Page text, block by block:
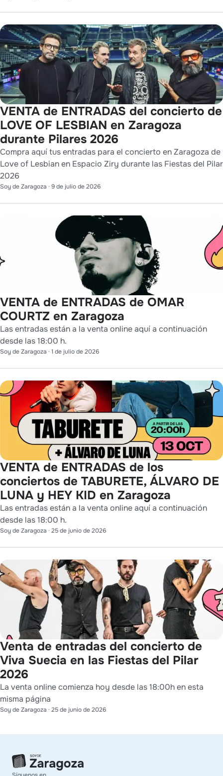
VENTA de ENTRADAS del concierto de
LOVE OF LESBIAN en Zaragoza
durante Pilares 2026
Compra aquí tus entradas para el concierto en Zaragoza de
Love of Lesbian en Espacio Ziry durante las Fiestas del Pilar
2026
Soy de Zaragoza · 9 de julio de 2026
VENTA de ENTRADAS de OMAR
COURTZ en Zaragoza
Las entradas están a la venta online aquí a continuación
desde las 18:00 h.
Soy de Zaragoza · 1 de julio de 2026
VENTA de ENTRADAS de los
conciertos de TABURETE, ÁLVARO DE
LUNA y HEY KID en Zaragoza
Las entradas están a la venta online aquí a continuación
desde las 18:00 h.
Soy de Zaragoza · 25 de junio de 2026
Venta de entradas del concierto de
Viva Suecia en las Fiestas del Pilar
2026
La venta online comienza hoy desde las 18:00h en esta
misma página
Soy de Zaragoza · 25 de junio de 2026